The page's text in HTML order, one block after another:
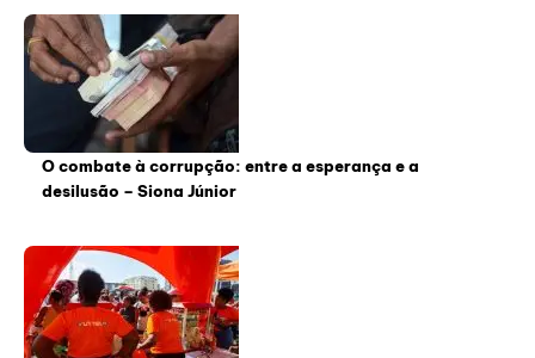
O combate à corrupção: entre a esperança e a
desilusão – Siona Júnior